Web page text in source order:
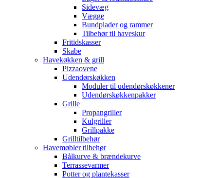
Sidevæg
Vægge
Bundplader og rammer
Tilbehør til haveskur
Fritidskasser
Skabe
Havekøkken & grill
Pizzaovene
Udendørskøkken
Moduler til udendørskøkkener
Udendørskøkkenpakker
Grille
Propangriller
Kulgriller
Grillpakke
Grilltilbehør
Havemøbler tilbehør
Bålkurve & brændekurve
Terrassevarmer
Potter og plantekasser